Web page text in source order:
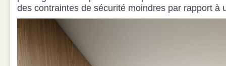
des contraintes de sécurité moindres par rapport à